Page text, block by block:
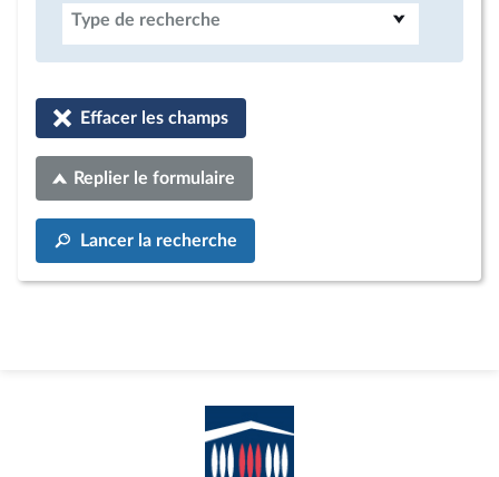
Type de recherche
Effacer les champs
Replier le formulaire
Lancer la recherche